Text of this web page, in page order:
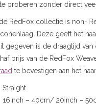
proberen zonder direct
RedFox collectie is non-
Deze geeft het
gegeven is de draagtijd
prijs van de RedFox
te bevestigen aan het haar.
16inch – 40cm/ 20inch –